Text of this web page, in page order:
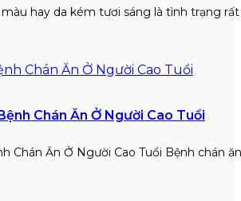
màu hay da kém tươi sáng là tình trạng
Chán Ăn Ở Người Cao Tuổi
Chán Ăn Ở Người Cao Tuổi Bệnh chán